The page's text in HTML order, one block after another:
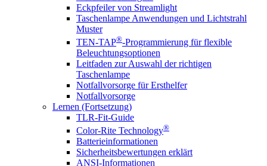
Eckpfeiler von Streamlight
Taschenlampe Anwendungen und Lichtstrahl
Muster
TEN-TAP®-Programmierung für flexible
Beleuchtungsoptionen
Leitfaden zur Auswahl der richtigen
Taschenlampe
Notfallvorsorge für Ersthelfer
Notfallvorsorge
Lernen (Fortsetzung)
TLR-Fit-Guide
Color-Rite Technology®
Batterieinformationen
Sicherheitsbewertungen erklärt
ANSI-Informationen